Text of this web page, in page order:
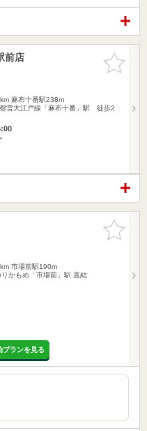
お気に入
りに追加
前店
麻布十番駅238m
営大江戸線「麻布十番」駅 徒歩2
お気に入
りに追加
市場前駅190m
かもめ「市場前」駅 直結
プランを見る